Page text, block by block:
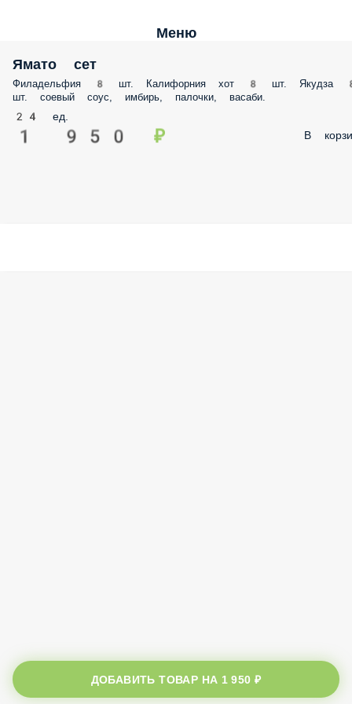
Меню
Ямато сет
Филадельфия 8 шт. Калифорния хот 8 шт. Якудза
шт. соевый соус, имбирь, палочки, васаби.
24 ед.
1 950 ₽ В
ДОБАВИТЬ ТОВАР НА 1 950 ₽